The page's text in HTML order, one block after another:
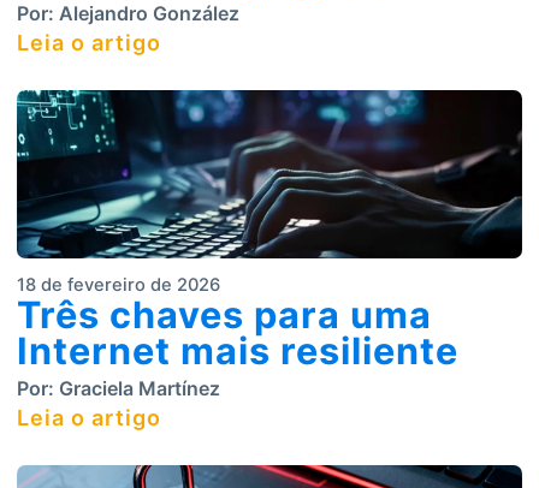
Por: Alejandro González
Leia o artigo
18 de fevereiro de 2026
Três chaves para uma
Internet mais resiliente
Por: Graciela Martínez
Leia o artigo